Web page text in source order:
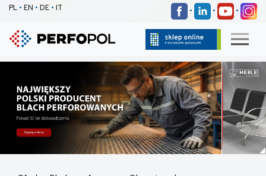
PL • EN • DE • IT • • •